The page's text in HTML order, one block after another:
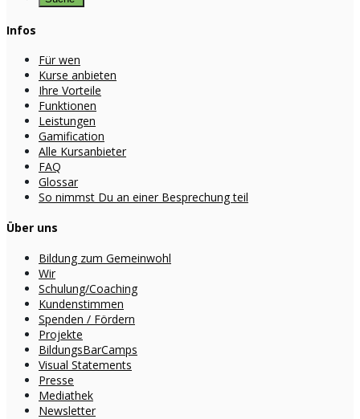
Infos
Für wen
Kurse anbieten
Ihre Vorteile
Funktionen
Leistungen
Gamification
Alle Kursanbieter
FAQ
Glossar
So nimmst Du an einer Besprechung teil
Über uns
Bildung zum Gemeinwohl
Wir
Schulung/Coaching
Kundenstimmen
Spenden / Fördern
Projekte
BildungsBarCamps
Visual Statements
Presse
Mediathek
Newsletter